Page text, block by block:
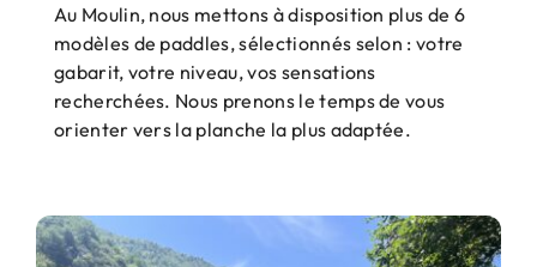
Au Moulin, nous mettons à disposition plus de 6
modèles de paddles, sélectionnés selon : votre
gabarit, votre niveau, vos sensations
recherchées. Nous prenons le temps de vous
orienter vers la planche la plus adaptée.